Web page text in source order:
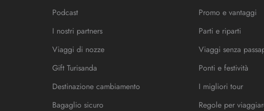
Podcast
I nostri partners
Viaggi di nozze
Gift Turisanda
Destinazione cambiamento
Bagaglio sicuro
Promo e vantaggi
Parti e riparti
Viaggi senza
Ponti e festività
I migliori tour
Regole per